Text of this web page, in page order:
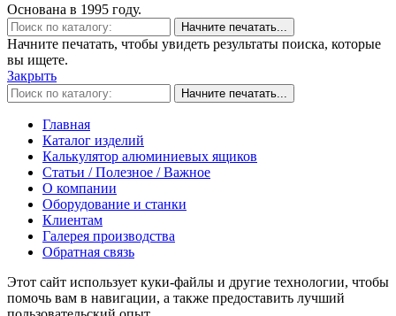
Основана в 1995 году.
Начните печатать...
Начните печатать, чтобы увидеть результаты поиска, которые
вы ищете.
Закрыть
Начните печатать...
Главная
Каталог изделий
Калькулятор алюминиевых ящиков
Статьи / Полезное / Важное
О компании
Оборудование и станки
Клиентам
Галерея производства
Обратная связь
Этот сайт использует куки-файлы и другие технологии, чтобы
помочь вам в навигации, а также предоставить лучший